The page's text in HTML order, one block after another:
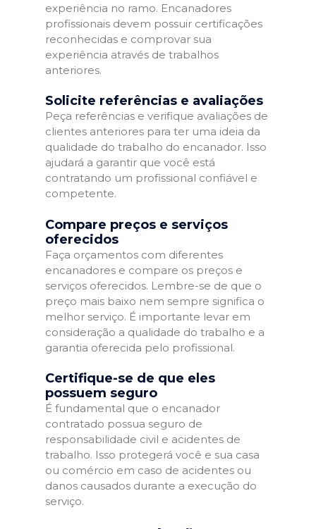
experiência no ramo. Encanadores
profissionais devem possuir certificações
reconhecidas e comprovar sua
experiência através de trabalhos
anteriores.
Solicite referências e avaliações
Peça referências e verifique avaliações de
clientes anteriores para ter uma ideia da
qualidade do trabalho do encanador. Isso
ajudará a garantir que você está
contratando um profissional confiável e
competente.
Compare preços e serviços
oferecidos
Faça orçamentos com diferentes
encanadores e compare os preços e
serviços oferecidos. Lembre-se de que o
preço mais baixo nem sempre significa o
melhor serviço. É importante levar em
consideração a qualidade do trabalho e a
garantia oferecida pelo profissional.
Certifique-se de que eles
possuem seguro
É fundamental que o encanador
contratado possua seguro de
responsabilidade civil e acidentes de
trabalho. Isso protegerá você e sua casa
ou comércio em caso de acidentes ou
danos causados durante a execução do
serviço.